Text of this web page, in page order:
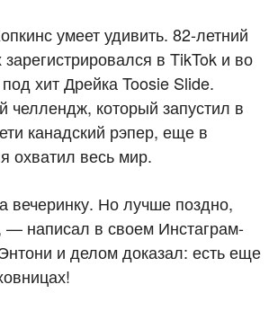
умеет удивить. 82-летний
в TikTok и во
хит Дрейка Toosie Slide.
челлендж, который запустил в
канадский рэпер, еще в
охватил весь мир.
вечеринку. Но лучше поздно,
— написал в своем Инстаграм-
и делом доказал: есть еще